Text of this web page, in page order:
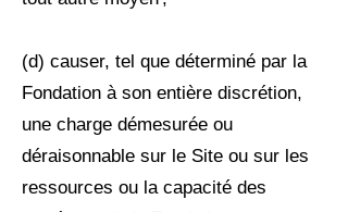
(d) causer, tel que déterminé par la
Fondation à son entière discrétion,
une charge démesurée ou
déraisonnable sur le Site ou sur les
ressources ou la capacité des